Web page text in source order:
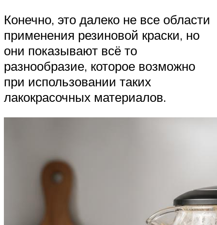
Конечно, это далеко не все области
применения резиновой краски, но
они показывают всё то
разнообразие, которое возможно
при использовании таких
лакокрасочных материалов.